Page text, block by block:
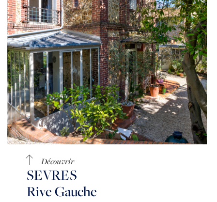
Découvrir
SEVRES
Rive Gauche